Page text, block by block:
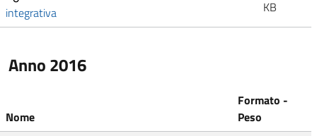
integrativa
KB
Anno 2016
Nome
Formato -
Peso